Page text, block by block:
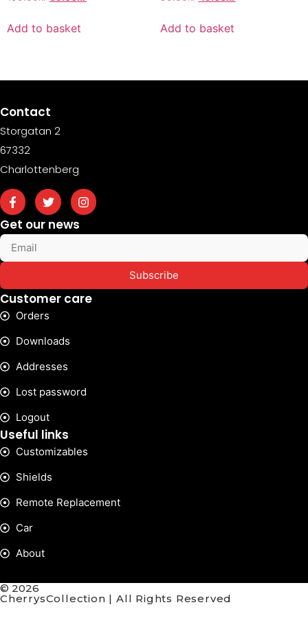
Add to basket Add to basket
Contact
Storgatan 2
67332
Charlottenberg
Get our news
Subscribe
Customer care
Orders
Downloads
Addresses
Lost password
Logout
Useful links
Customizables
Shields
Remote Replacement
Car
About
© 2026
CherrysCollection | All Rights Reserved